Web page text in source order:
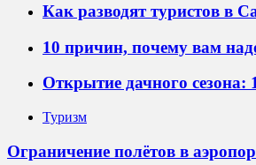
Как разводят туристов в
10 причин, почему вам
Открытие дачного
Туризм
Ограничение полётов в